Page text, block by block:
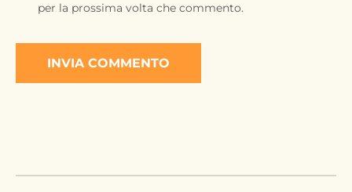
per la prossima volta che commento.